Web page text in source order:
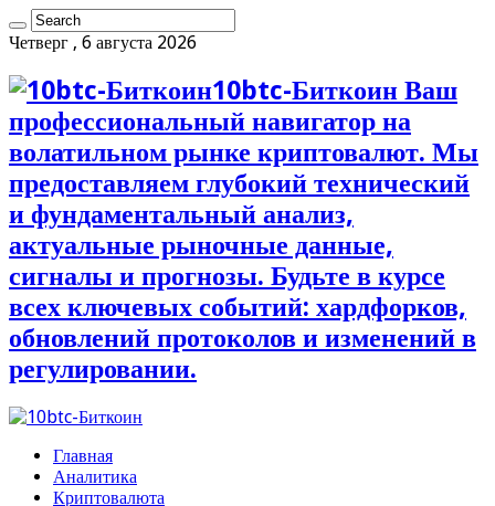
Четверг , 6 августа 2026
10btc-Биткоин Ваш
профессиональный навигатор на
волатильном рынке криптовалют. Мы
предоставляем глубокий технический
и фундаментальный анализ,
актуальные рыночные данные,
сигналы и прогнозы. Будьте в курсе
всех ключевых событий: хардфорков,
обновлений протоколов и изменений в
регулировании.
Главная
Аналитика
Криптовалюта